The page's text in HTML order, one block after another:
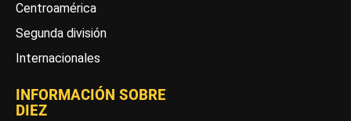
Centroamérica
Segunda división
Internacionales
INFORMACIÓN SOBRE
DIEZ